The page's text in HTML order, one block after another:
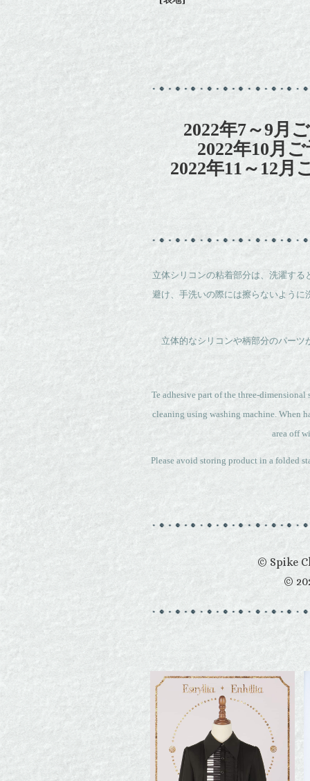
2022年7～9月
2022年10月
2022年11～12月
立体シリコンの粘着部分は、洗濯す
避け、手洗いの際には擦らないよう
立体的なシリコンや柄部分のパー
Te adhesive part of the three-
cleaning using washing machine. When
area off
Please avoid storing product in a folded
© Spike
©